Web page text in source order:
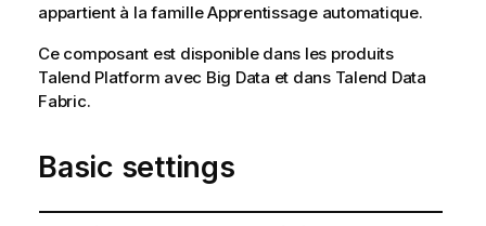
appartient à la familleApprentissage automatique.
Ce composant est disponible dans les produits
Talend Platform avec Big Data et dans Talend Data
Fabric.
Basic settings